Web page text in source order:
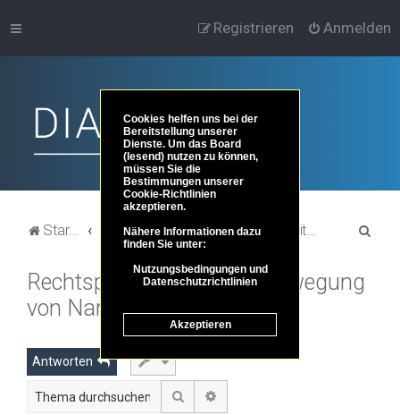
Anmelden
Registrieren
Startseite Portal Foren-Übersicht Dies und das ... Zeitgeschehen und Zeitgeschichte
Rechtspopulismus: Eine Bewegung
von Narzissten
Antworten
Suche
Cookies helfen uns bei der
Bereitstellung unserer
Dienste. Um das Board
(lesend) nutzen zu können,
müssen Sie die
Bestimmungen unserer
Cookie-Richtlinien
akzeptieren.
Nähere Informationen dazu
finden Sie unter:
Nutzungsbedingungen und
Datenschutzrichtlinien
Akzeptieren